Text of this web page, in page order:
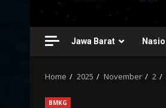
Jawa Barat
Home 2025 November 2
BMKG